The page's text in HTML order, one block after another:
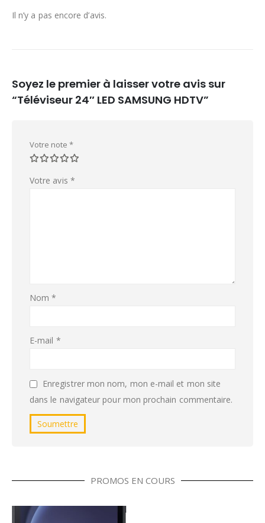
Il n’y a pas encore d’avis.
Soyez le premier à laisser votre avis sur
“Téléviseur 24″ LED SAMSUNG HDTV”
Votre note *
Votre avis *
Nom*
E-mail *
Enregistrer mon nom, mon e-mail et mon site
dans le navigateur pour mon prochain commentaire.
PROMOS EN COURS